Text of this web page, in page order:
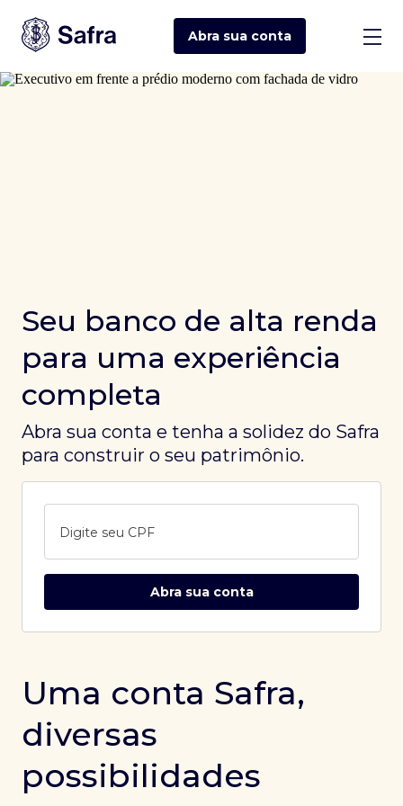
Abra sua conta
Seu banco de alta renda
para uma experiência
completa
Abra sua conta e tenha a solidez do Safra
para construir o seu patrimônio.
Digite seu CPF
Abra sua conta
Uma conta Safra,
diversas
possibilidades